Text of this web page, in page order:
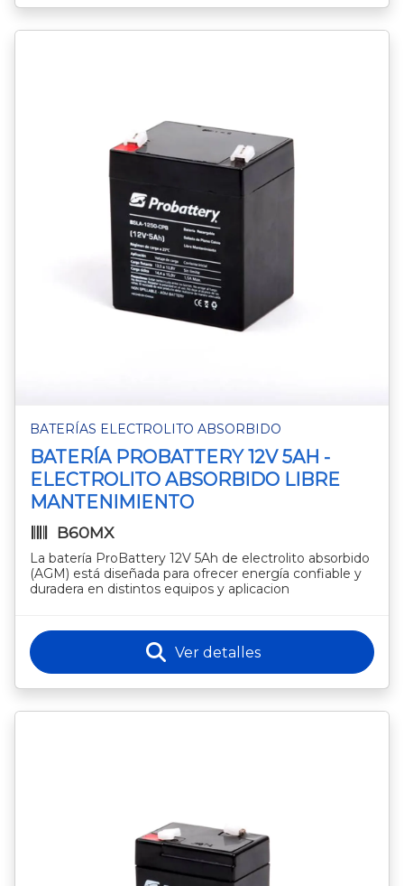
BATERÍAS ELECTROLITO ABSORBIDO
BATERÍA PROBATTERY 12V 5AH -
ELECTROLITO ABSORBIDO LIBRE
MANTENIMIENTO
B60MX
La batería ProBattery 12V 5Ah de electrolito absorbido
(AGM) está diseñada para ofrecer energía confiable y
duradera en distintos equipos y aplicacion
Ver detalles